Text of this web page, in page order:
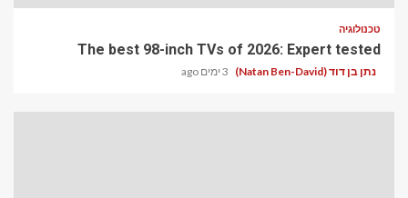
טכנולוגיה
The best 98-inch TVs of 2026: Expert tested
נתן בן דוד (Natan Ben-David) 3 ימים ago